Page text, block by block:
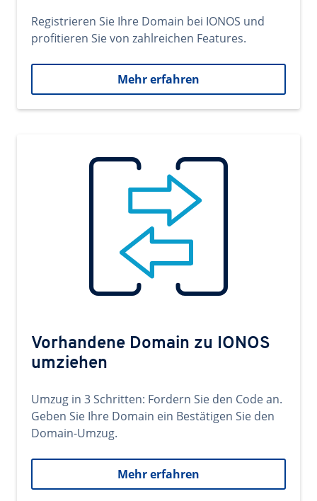
Registrieren Sie Ihre Domain bei IONOS und
profitieren Sie von zahlreichen Features.
Mehr erfahren
Vorhandene Domain zu IONOS
umziehen
Umzug in 3 Schritten: Fordern Sie den Code an.
Geben Sie Ihre Domain ein Bestätigen Sie den
Domain-Umzug.
Mehr erfahren